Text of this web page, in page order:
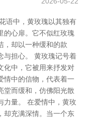
语中，黄玫瑰以其独有
的心扉。它不似红玫瑰
，却以一种缓和的款
与担心。 黄玫瑰记号着
化中，它被用来抒发对
情中的信物，代表着一
堂而缓和，仿佛阳光散
力量。 在爱情中，黄玫
却充满深情。当一个东